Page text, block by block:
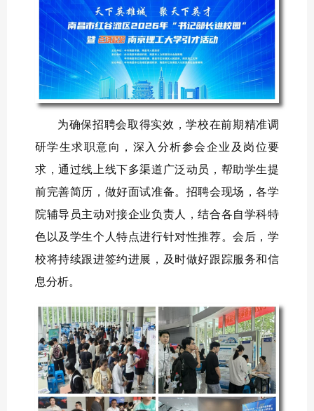
为确保招聘会取得实效，学校在前期精准调
研学生求职意向，深入分析参会企业及岗位要
求，通过线上线下多渠道广泛动员，帮助学生提
前完善简历，做好面试准备。招聘会现场，各学
院辅导员主动对接企业负责人，结合各自学科特
色以及学生个人特点进行针对性推荐。会后，学
校将持续跟进签约进展，及时做好跟踪服务和信
息分析。